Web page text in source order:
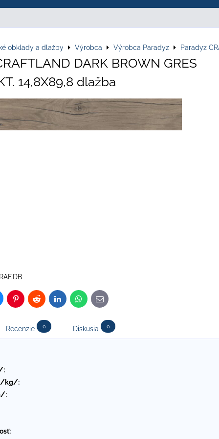
obklady a dlažby Výrobca Výrobca Paradyz Paradyz
DARK BROWN GRES
14,8X89,8 dlažba
PinterestReddit LinkedInWhatsApp
E-
mail
Recenzie 0 Diskusia 0
:
/kg/:
: